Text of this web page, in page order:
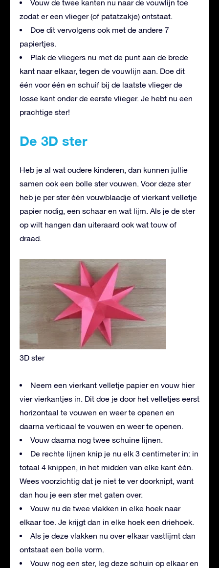
Vouw de twee kanten nu naar de vouwlijn toe
zodat er een vlieger (of patatzakje) ontstaat.
Doe dit vervolgens ook met de andere 7
papiertjes.
Plak de vliegers nu met de punt aan de brede
kant naar elkaar, tegen de vouwlijn aan. Doe dit
één voor één en schuif bij de laatste vlieger de
losse kant onder de eerste vlieger. Je hebt nu een
prachtige ster!
De 3D ster
Heb je al wat oudere kinderen, dan kunnen jullie
samen ook een bolle ster vouwen. Voor deze ster
heb je per ster één vouwblaadje of vierkant velletje
papier nodig, een schaar en wat lijm. Als je de ster
op wilt hangen dan uiteraard ook wat touw of
draad.
3D ster
Neem een vierkant velletje papier en vouw hier
vier vierkantjes in. Dit doe je door het velletjes eerst
horizontaal te vouwen en weer te openen en
daarna verticaal te vouwen en weer te openen.
Vouw daarna nog twee schuine lijnen.
De rechte lijnen knip je nu elk 3 centimeter in: in
totaal 4 knippen, in het midden van elke kant één.
Wees voorzichtig dat je niet te ver doorknipt, want
dan hou je een ster met gaten over.
Vouw nu de twee vlakken in elke hoek naar
elkaar toe. Je krijgt dan in elke hoek een driehoek.
Als je deze vlakken nu over elkaar vastlijmt dan
ontstaat een bolle vorm.
Vouw nog een ster, leg deze schuin op elkaar en